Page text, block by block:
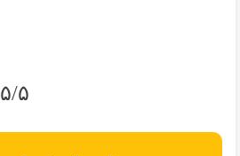
۵/۵ - (۱ امتیاز)